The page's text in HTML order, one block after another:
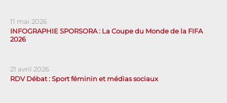
11 mai 2026
INFOGRAPHIE SPORSORA : La Coupe du Monde de la FIFA
2026
21 avril 2026
RDV Débat : Sport féminin et médias sociaux